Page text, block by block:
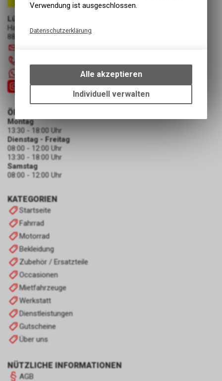
Lüscher Motor- & Bike World
Hauptstrasse 29a
8867 Niederurnen
KATEGORIEN
Startseite
Fahrrad
Motorrad
Bekleidung
Zubehör / Ersatzteile
Occasionen
Mietfahrzeuge
Werkstatt
Dienstleistungen
Gutscheine
Über uns
NÜTZLICHE INFORMATIONEN
AGB
ÖFFNUNGSZEITEN
Montag
13:30 - 18:00 Uhr
Dienstag - Freitag
08:00 - 12:00 Uhr
13:30 - 18:00 Uhr
Samstag
08:00 - 12:00 Uhr
Verwendung ist ausgeschlossen.
Datenschutzerklärung
bestimmte Interaktionen und
Einstellungen auf Ihrem Gerät,
um die grundlegenden
Funktionen unseres Online-
Alle akzeptieren
Individuell verwalten